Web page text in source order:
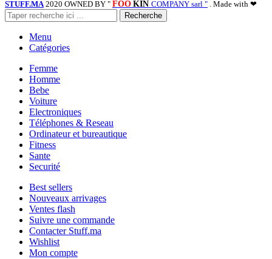
STUFF.MA 2020 OWNED BY " FOO KIN COMPANY sarl " . Made with ❤
Recherche
Menu
Catégories
Femme
Homme
Bebe
Voiture
Electroniques
Téléphones & Reseau
Ordinateur et bureautique
Fitness
Sante
Securité
Best sellers
Nouveaux arrivages
Ventes flash
Suivre une commande
Contacter Stuff.ma
Wishlist
Mon compte